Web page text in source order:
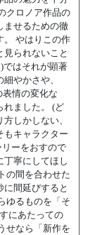
クロノア作品の
ませるための徹
。 やはりこの作
られないこと
ではそれが顕著
やかさや、
表情の変化な
れました。 (ど
しかしない、
もキャラクター
ーをおすので
丁寧にしてほし
の間を合わせた
間延びすると
ゆるものを「そ
にあたっての
せなら「新作を